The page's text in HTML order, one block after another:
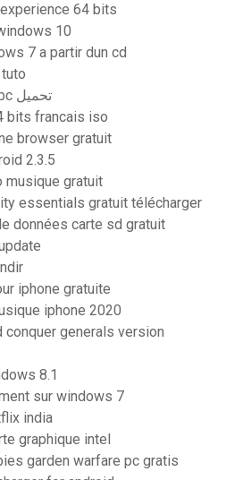
64 bits
10
7 a partir dun cd
Hitman 2 silent assassin pc تحميل
bits francais iso
browser gratuit
2.3.5
musique gratuit
essentials gratuit télécharger
données carte sd gratuit
iphone gratuite
iphone 2020
conquer generals version
8.1
sur windows 7
india
graphique intel
garden warfare pc gratis